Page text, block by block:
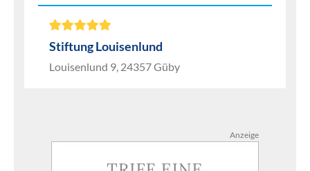
Stiftung Louisenlund
Louisenlund 9, 24357 Güby
Anzeige